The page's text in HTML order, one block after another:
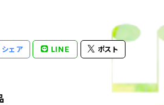
シェア LINE ポスト